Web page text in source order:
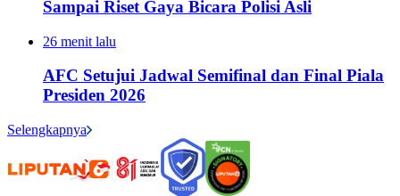
Sampai Riset Gaya Bicara Polisi Asli
26 menit lalu
AFC Setujui Jadwal Semifinal dan Final Piala
Presiden 2026
Selengkapnya